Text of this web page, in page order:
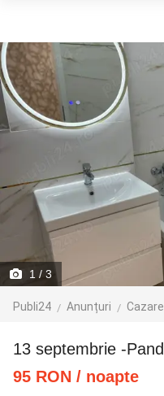
1 / 3
Publi24 Anunțuri
13 septembrie -
95 RON / noapte